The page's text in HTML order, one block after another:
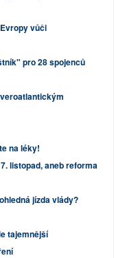
vůči
pro 28 spojenců
na léky!
listopad, aneb reforma
jízda vlády?
tajemnější